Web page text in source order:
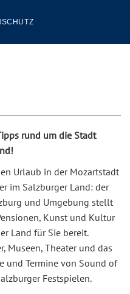
rund um die Stadt
Urlaub in der Mozartstadt
im Salzburger Land: der
und Umgebung stellt
Kunst und Kultur
Land für Sie bereit.
Museen, Theater und das
und Termine von Sound of
Festspielen.